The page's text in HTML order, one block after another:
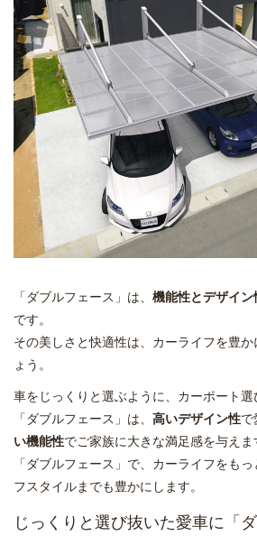
「ダブルフェース」は、 機能性とデザイ
です。
その美しさと快適性は、カーライフを豊
ょう。
車をじっくりと選ぶように、カーポート選
「ダブルフェース」は、 高いデザイン性で
い機能性でご家族に大きな満足感を与えま
「ダブルフェース」で、カーライフをも
フスタイルまでも豊かにします。
じっくりと選び抜いた愛車に「